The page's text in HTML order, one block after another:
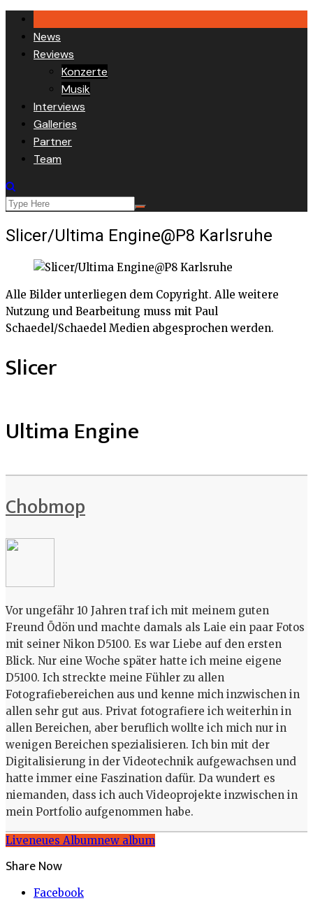
Skip
content
News
Reviews
Konzerte
Musik
Interviews
Galleries
Partner
Team
Slicer/Ultima Engine@P8 Karlsruhe
Alle Bilder unterliegen dem Copyright. Alle weitere
Nutzung und Bearbeitung muss mit Paul
Schaedel/Schaedel Medien abgesprochen werden.
Slicer
Ultima Engine
Chobmop
Vor ungefähr 10 Jahren traf ich mit meinem guten
Freund Ödön und machte damals als Laie ein paar Fotos
mit seiner Nikon D5100. Es war Liebe auf den ersten
Blick. Nur eine Woche später hatte ich meine eigene
D5100. Ich streckte meine Fühler zu allen
Fotografiebereichen aus und kenne mich inzwischen in
allen sehr gut aus. Privat fotografiere ich weiterhin in
allen Bereichen, aber beruflich wollte ich mich nur in
wenigen Bereichen spezialisieren. Ich bin mit der
Digitalisierung in der Videotechnik aufgewachsen und
hatte immer eine Faszination dafür. Da wundert es
niemanden, dass ich auch Videoprojekte inzwischen in
mein Portfolio aufgenommen habe.
Liveneues Albumnew album
Share Now
Facebook